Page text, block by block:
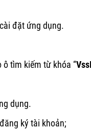
đặt ứng dụng.
ô tìm kiếm từ khóa “
dụng.
ký tài khoản;